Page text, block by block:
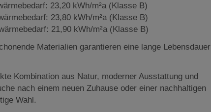
23,20 kWh/m²a (Klasse B)
23,80 kWh/m²a (Klasse B)
21,90 kWh/m²a (Klasse B)
Materialien garantieren eine lange Lebensdauer
Kombination aus Natur, moderner Ausstattung und
nach einem neuen Zuhause oder einer nachhaltigen
Wahl.